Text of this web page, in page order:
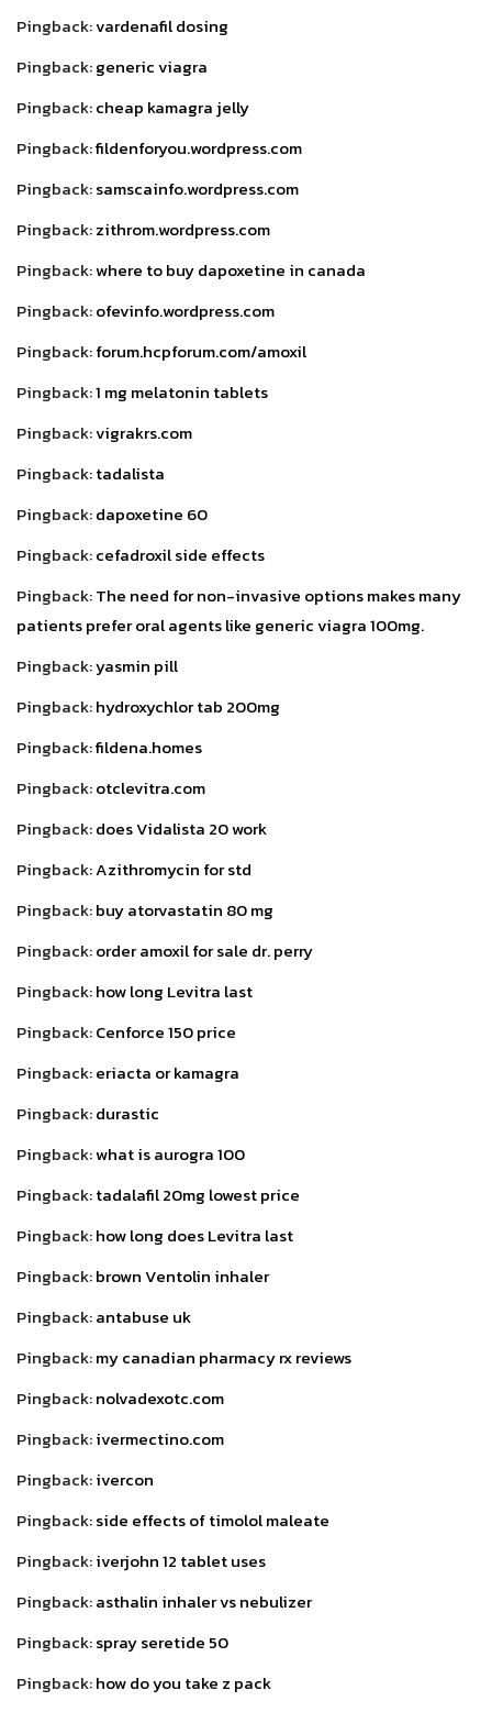
Pingback:vardenafil dosing
Pingback:generic viagra
Pingback:cheap kamagra jelly
Pingback:fildenforyou.wordpress.com
Pingback:samscainfo.wordpress.com
Pingback:zithrom.wordpress.com
Pingback:where to buy dapoxetine in canada
Pingback:ofevinfo.wordpress.com
Pingback:forum.hcpforum.com/amoxil
Pingback:1 mg melatonin tablets
Pingback:vigrakrs.com
Pingback:tadalista
Pingback:dapoxetine 60
Pingback:cefadroxil side effects
Pingback:The need for non-invasive options makes many
patients prefer oral agents like generic viagra 100mg.
Pingback:yasmin pill
Pingback:hydroxychlor tab 200mg
Pingback:fildena.homes
Pingback:otclevitra.com
Pingback:does Vidalista 20 work
Pingback:Azithromycin for std
Pingback:buy atorvastatin 80 mg
Pingback:order amoxil for sale dr. perry
Pingback:how long Levitra last
Pingback:Cenforce 150 price
Pingback:eriacta or kamagra
Pingback:durastic
Pingback:what is aurogra 100
Pingback:tadalafil 20mg lowest price
Pingback:how long does Levitra last
Pingback:brown Ventolin inhaler
Pingback:antabuse uk
Pingback:my canadian pharmacy rx reviews
Pingback:nolvadexotc.com
Pingback:ivermectino.com
Pingback:ivercon
Pingback:side effects of timolol maleate
Pingback:iverjohn 12 tablet uses
Pingback:asthalin inhaler vs nebulizer
Pingback:spray seretide 50
Pingback:how do you take z pack